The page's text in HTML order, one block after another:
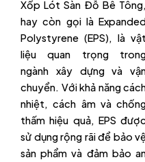
Xốp Lót Sàn Đỗ Bê Tông,
hay còn gọi là
Polystyrene (EPS), là vật
liệu quan trọng
ngành xây dựng và
chuyển. Với khả năng
nhiệt, cách âm và
thấm hiệu quả, EPS được
sử dụng rộng rãi để bảo
sản phẩm và đảm bảo